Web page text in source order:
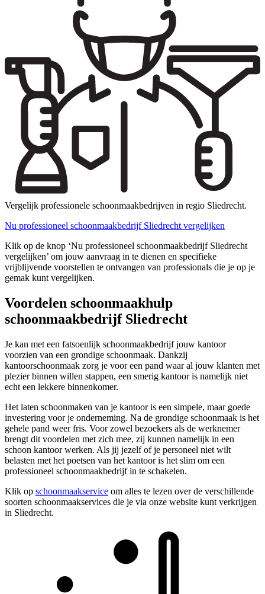
Vergelijk professionele schoonmaakbedrijven in regio Sliedrecht.
Nu professioneel schoonmaakbedrijf Sliedrecht vergelijken
Klik op de knop ‘Nu professioneel schoonmaakbedrijf Sliedrecht
vergelijken’ om jouw aanvraag in te dienen en specifieke
vrijblijvende voorstellen te ontvangen van professionals die je op je
gemak kunt vergelijken.
Voordelen schoonmaakhulp
schoonmaakbedrijf Sliedrecht
Je kan met een fatsoenlijk schoonmaakbedrijf jouw kantoor
voorzien van een grondige schoonmaak. Dankzij
kantoorschoonmaak zorg je voor een pand waar al jouw klanten met
plezier binnen willen stappen, een smerig kantoor is namelijk niet
echt een lekkere binnenkomer.
Het laten schoonmaken van je kantoor is een simpele, maar goede
investering voor je onderneming. Na de grondige schoonmaak is het
gehele pand weer fris. Voor zowel bezoekers als de werknemer
brengt dit voordelen met zich mee, zij kunnen namelijk in een
schoon kantoor werken. Als jij jezelf of je personeel niet wilt
belasten met het poetsen van het kantoor is het slim om een
professioneel schoonmaakbedrijf in te schakelen.
Klik op schoonmaakservice om alles te lezen over de verschillende
soorten schoonmaakservices die je via onze website kunt verkrijgen
in Sliedrecht.